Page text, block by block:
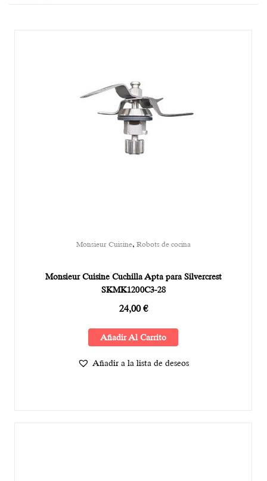
Monsieur Cuisine, Robots de cocina
Monsieur Cuisine Cuchilla Apta para Silvercrest
SKMK1200C3-28
24,00€
Añadir Al Carrito
Añadir a la lista de deseos